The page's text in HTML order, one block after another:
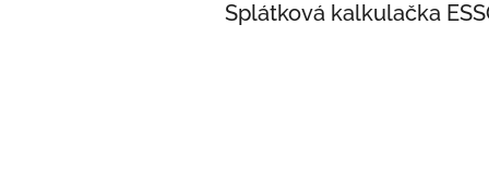
Splátková kalkulačka